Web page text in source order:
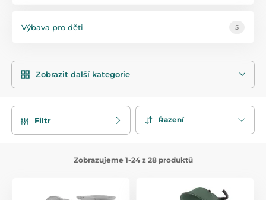
Výbava pro děti 5
Zobrazit další kategorie
Filtr Řazení
Zobrazujeme 1-24 z 28 produktů